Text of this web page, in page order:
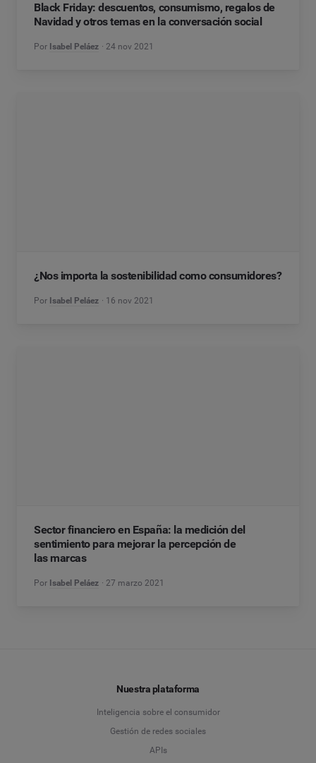
Black Friday: descuentos, consumismo, regalos de
Navidad y otros temas en la conversación social
Por Isabel Peláez 24 nov 2021
¿Nos importa la sostenibilidad como consumidores?
Por Isabel Peláez 16 nov 2021
Sector financiero en España: la medición del
sentimiento para mejorar la percepción de
las marcas
Por Isabel Peláez 27 marzo 2021
Nuestra plataforma
Inteligencia sobre el consumidor
Gestión de redes sociales
APIs